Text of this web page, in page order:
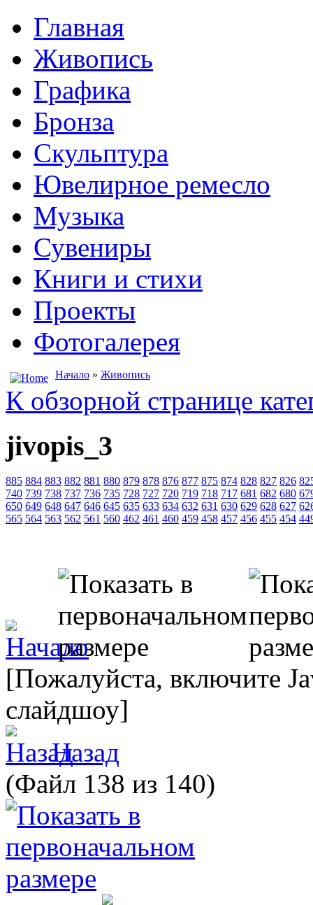
Главная
Живопись
Графика
Бронза
Скульптура
Ювелирное ремесло
Музыка
Сувениры
Книги и стихи
Проекты
Фотогалерея
Начало » Живопись
К обзорной странице
jivopis_3
885 884 883 882 881 880 879 878 876 877 875 874 828 827 826
740 739 738 737 736 735 728 727 720 719 718 717 681 682 680
650 649 648 647 646 645 635 633 634 632 631 630 629 628 627
565 564 563 562 561 560 462 461 460 459 458 457 456 455 454
[Пожалуйста, включите
слайдшоу]
Назад
(Файл 138 из 140)